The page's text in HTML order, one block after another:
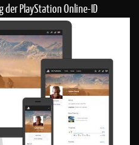
PlayStation Online-ID